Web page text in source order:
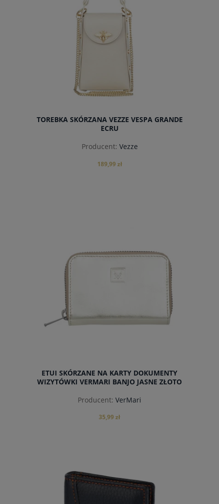
TOREBKA SKÓRZANA VEZZE VESPA GRANDE
ECRU
Producent: Vezze
189,99 zł
ETUI SKÓRZANE NA KARTY DOKUMENTY
WIZYTÓWKI VERMARI BANJO JASNE ZŁOTO
Producent: VerMari
35,99 zł
powiadom o dostępności